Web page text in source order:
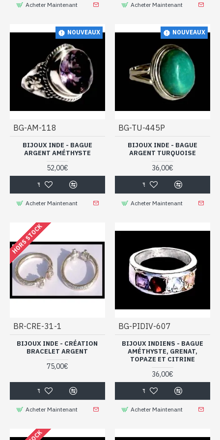
Acheter Maintenant Acheter Maintenant
NOUVEAUX
BG-AM-118
BIJOUX INDE - BAGUE
ARGENT AMÉTHYSTE
52,00€
Acheter Maintenant
NOUVEAUX
BG-TU-445P
BIJOUX INDE - BAGUE
ARGENT TURQUOISE
36,00€
Acheter Maintenant
HORS STOCK
BR-CRE-31-1
BIJOUX INDE - CRÉATION
BRACELET ARGENT
75,00€
Acheter Maintenant
BG-PIDIV-607
BIJOUX INDIENS - BAGUE
AMÉTHYSTE, GRENAT,
TOPAZE ET CITRINE
36,00€
Acheter Maintenant